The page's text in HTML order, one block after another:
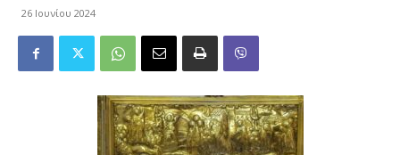
26 Ιουνίου 2024